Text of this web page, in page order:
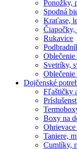
Ponožky,
Spodná
Kraťase,
Rukavice
Svetríky,
Oblečenie
Dojčenské
Fľaštičky
Boxy na
Taniere,
Cumlíky,